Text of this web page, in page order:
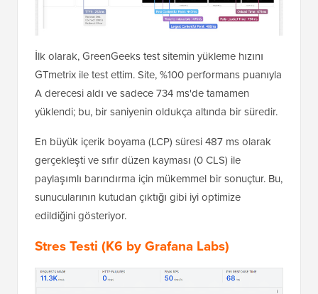
İlk olarak, GreenGeeks test sitemin yükleme hızını
GTmetrix ile test ettim. Site, %100 performans puanıyla
A derecesi aldı ve sadece 734 ms'de tamamen
yüklendi; bu, bir saniyenin oldukça altında bir süredir.
En büyük içerik boyama (LCP) süresi 487 ms olarak
gerçekleşti ve sıfır düzen kayması (0 CLS) ile
paylaşımlı barındırma için mükemmel bir sonuçtur. Bu,
sunucularının kutudan çıktığı gibi iyi optimize
edildiğini gösteriyor.
Stres Testi (K6 by Grafana Labs)